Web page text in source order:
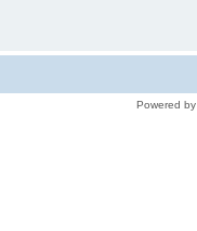
Powered by